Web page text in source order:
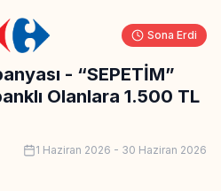
Sona Erdi
- “SEPETİM”
Olanlara 1.500 TL
1 Haziran 2026 - 30 Haziran 2026